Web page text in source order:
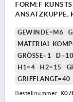
FORM:F
ANSATZKUPPE,
GEWINDE=M6
MATERIAL
GRÖSSE=1
D=10
H1=4
H2=15
GRIFFLÄNGE=40
Bestellnummer: